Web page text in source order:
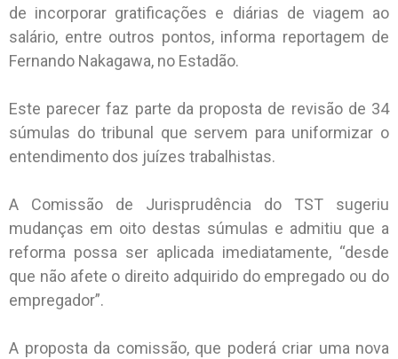
de incorporar gratificações e diárias de viagem ao
salário, entre outros pontos, informa reportagem de
Fernando Nakagawa, no Estadão.
Este parecer faz parte da proposta de revisão de 34
súmulas do tribunal que servem para uniformizar o
entendimento dos juízes trabalhistas.
A Comissão de Jurisprudência do TST sugeriu
mudanças em oito destas súmulas e admitiu que a
reforma possa ser aplicada imediatamente, “desde
que não afete o direito adquirido do empregado ou do
empregador”.
A proposta da comissão, que poderá criar uma nova